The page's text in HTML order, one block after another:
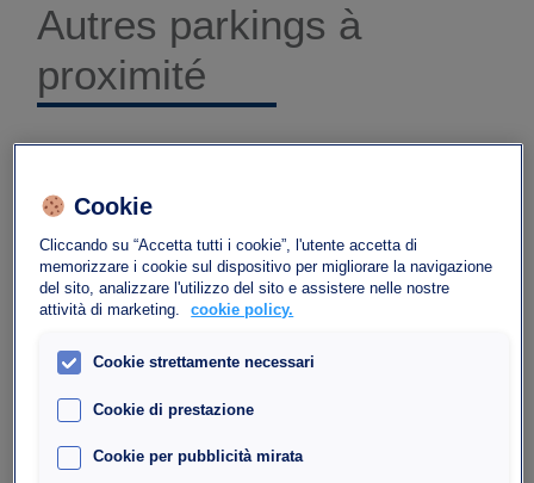
Autres parkings à
proximité
Parcheggio Interparking Bercy
Lumière
40, Avenue des Terroirs de France, 75012 Paris
Cookie
Cliccando su “Accetta tutti i cookie”, l'utente accetta di
memorizzare i cookie sul dispositivo per migliorare la navigazione
del sito, analizzare l'utilizzo del sito e assistere nelle nostre
attività di marketing.
cookie policy.
Cookie strettamente necessari
Cookie di prestazione
Cookie per pubblicità mirata